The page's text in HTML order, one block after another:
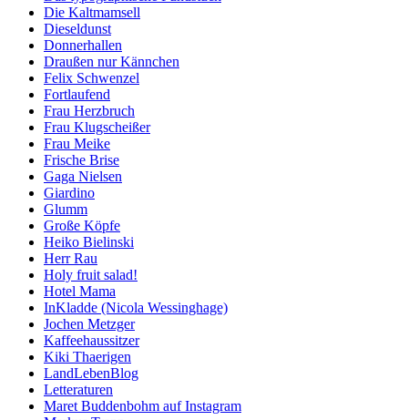
Die Kaltmamsell
Dieseldunst
Donnerhallen
Draußen nur Kännchen
Felix Schwenzel
Fortlaufend
Frau Herzbruch
Frau Klugscheißer
Frau Meike
Frische Brise
Gaga Nielsen
Giardino
Glumm
Große Köpfe
Heiko Bielinski
Herr Rau
Holy fruit salad!
Hotel Mama
InKladde (Nicola Wessinghage)
Jochen Metzger
Kaffeehaussitzer
Kiki Thaerigen
LandLebenBlog
Letteraturen
Maret Buddenbohm auf Instagram